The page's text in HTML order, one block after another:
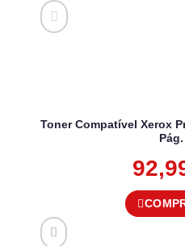
Toner Compatível Xerox
Pág.